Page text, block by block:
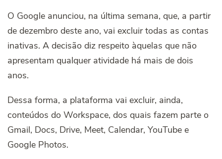
O Google anunciou, na última semana, que, a partir
de dezembro deste ano, vai excluir todas as contas
inativas. A decisão diz respeito àquelas que não
apresentam qualquer atividade há mais de dois
anos.
Dessa forma, a plataforma vai excluir, ainda,
conteúdos do Workspace, dos quais fazem parte o
Gmail, Docs, Drive, Meet, Calendar, YouTube e
Google Photos.